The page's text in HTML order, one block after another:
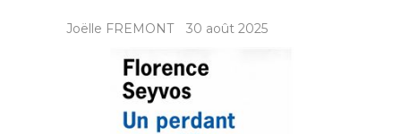
Joëlle FREMONT 30 août 2025